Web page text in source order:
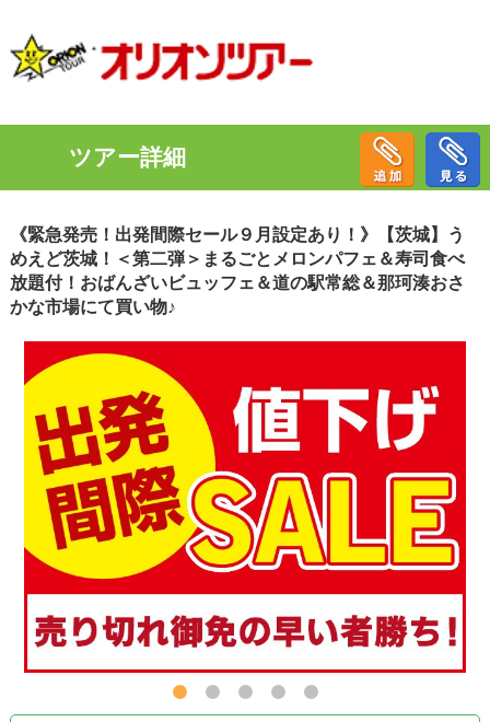
ツアー詳細
《緊急発売！出発間際セール９月設定あり！》【茨城】う
めえど茨城！＜第二弾＞まるごとメロンパフェ＆寿司食べ
放題付！おばんざいビュッフェ＆道の駅常総＆那珂湊おさ
かな市場にて買い物♪